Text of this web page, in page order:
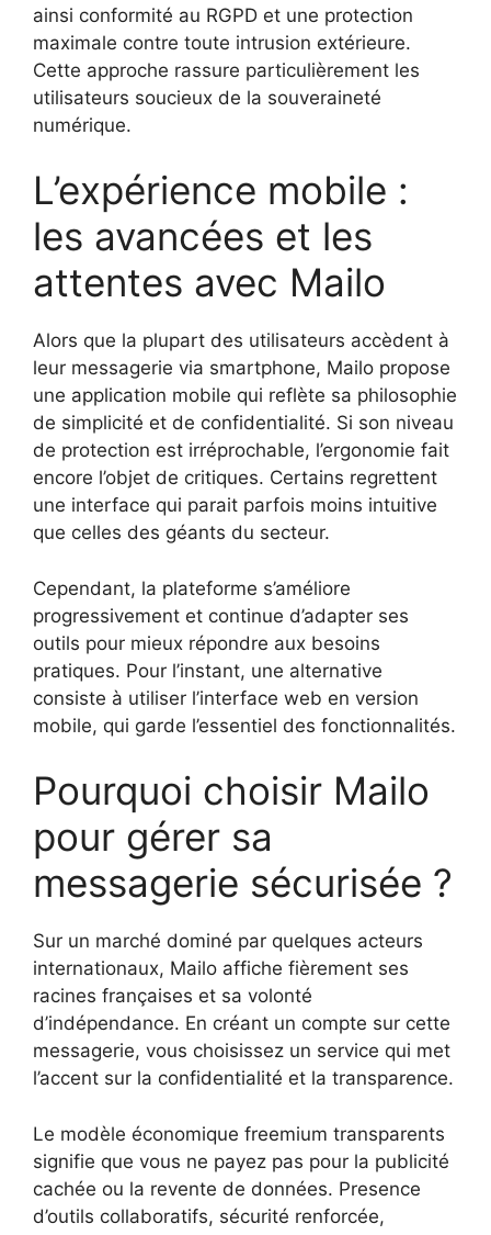
ainsi conformité au RGPD et une protection
maximale contre toute intrusion extérieure.
Cette approche rassure particulièrement les
utilisateurs soucieux de la souveraineté
numérique.
L’expérience mobile :
les avancées et les
attentes avec Mailo
Alors que la plupart des utilisateurs accèdent à
leur messagerie via smartphone, Mailo propose
une application mobile qui reflète sa philosophie
de simplicité et de confidentialité. Si son niveau
de protection est irréprochable, l’ergonomie fait
encore l’objet de critiques. Certains regrettent
une interface qui parait parfois moins intuitive
que celles des géants du secteur.
Cependant, la plateforme s’améliore
progressivement et continue d’adapter ses
outils pour mieux répondre aux besoins
pratiques. Pour l’instant, une alternative
consiste à utiliser l’interface web en version
mobile, qui garde l’essentiel des fonctionnalités.
Pourquoi choisir Mailo
pour gérer sa
messagerie sécurisée ?
Sur un marché dominé par quelques acteurs
internationaux, Mailo affiche fièrement ses
racines françaises et sa volonté
d’indépendance. En créant un compte sur cette
messagerie, vous choisissez un service qui met
l’accent sur la confidentialité et la transparence.
Le modèle économique freemium transparents
signifie que vous ne payez pas pour la publicité
cachée ou la revente de données. Presence
d’outils collaboratifs, sécurité renforcée,